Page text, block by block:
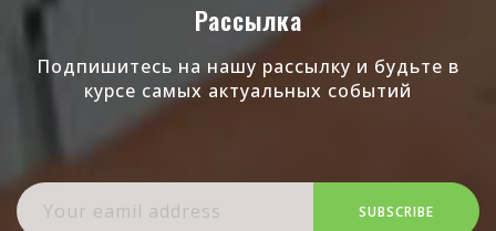
Рассылка
Подпишитесь на нашу рассылку и будьте в
курсе самых актуальных событий
SUBSCRIBE